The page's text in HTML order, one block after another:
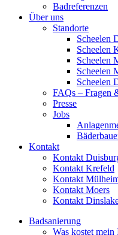
Badreferenzen
Über uns
Standorte
Scheelen
Scheelen
Scheelen
Scheelen
Scheelen
FAQs – Fragen
Presse
Jobs
Kontakt
Kontakt
Kontakt Krefeld
Kontakt
Kontakt Moers
Kontakt
Badsanierung
Was kostet mein